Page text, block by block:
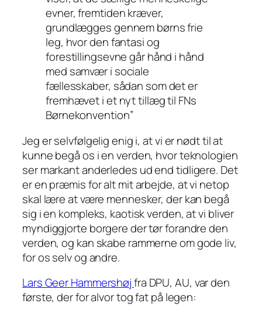
evner, fremtiden kræver,
grundlægges gennem børns frie
leg, hvor den fantasi og
forestillingsevne går hånd i hånd
med samvær i sociale
fællesskaber, sådan som det er
fremhævet i et nyt tillæg til FNs
Børnekonvention”
Jeg er selvfølgelig enig i, at vi er nødt til at
kunne begå os i en verden, hvor teknologien
sermarkantanderledes ud end tidligere. Det
er en præmis foraltmit arbejde, at vi netop
skal lære at være mennesker, der kan begå
sig i en kompleks, kaotisk verden, at vi bliver
myndiggjorte borgere der tør forandre den
verden, og kan skabe rammerne om gode liv,
for os selv og andre.
Lars Geer Hammershøjfra DPU, AU, var den
første, der for alvor tog fat på legen: